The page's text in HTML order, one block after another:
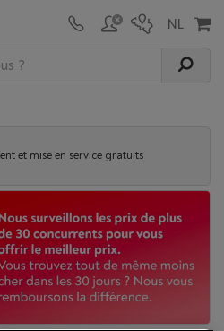
et mise en service gratuits